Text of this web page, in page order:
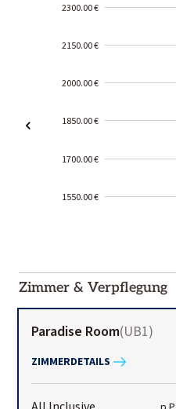
2300.00 €
2150.00 €
2000.00 €
1850.00 €
1700.00 €
1550.00 €
01-02
Zimmer & Verpflegung
Paradise Room(UB1)
ZIMMERDETAILS
All Inclusive